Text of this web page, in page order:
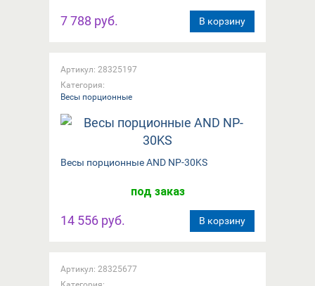
7 788 руб. В корзину
Артикул: 28325197
Категория:
Весы порционные
Вeсы порционные AND NP-30KS
под заказ
14 556 руб. В корзину
Артикул: 28325677